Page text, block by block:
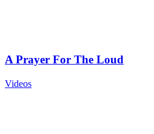
A Prayer For The Loud
Videos